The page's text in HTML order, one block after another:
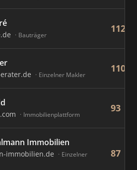
Bauträger
112
Einzelner Makler
110
Immobilienplattform
93
Immobilien
immobilien.de
Einzelner
87